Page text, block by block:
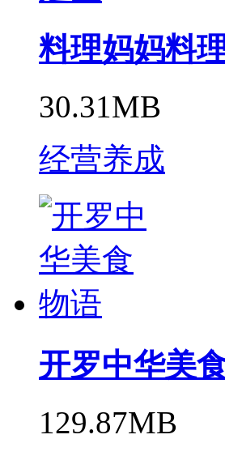
料理妈妈料
30.31MB
经营养成
开罗中华美
129.87MB